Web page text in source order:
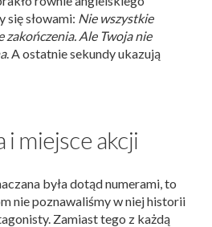
się słowami: Nie wszystkie
zakończenia. Ale Twoja nie
. A ostatnie sekundy ukazują
i miejsce akcji
była dotąd numerami, to
nie poznawaliśmy w niej historii
Zamiast tego z każdą